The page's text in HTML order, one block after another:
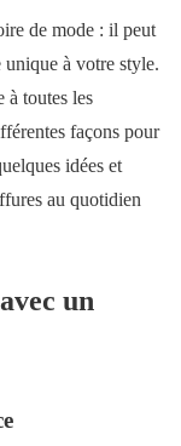
de mode : il peut
à votre style.
à toutes les
façons pour
idées et
au quotidien
un